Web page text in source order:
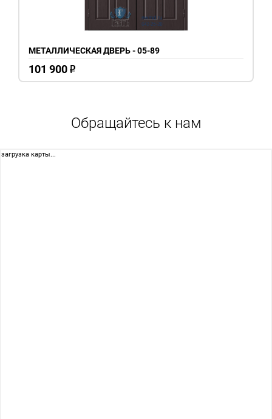
МЕТАЛЛИЧЕСКАЯ ДВЕРЬ - 05-89
101 900 o
Обращайтесь к нам
загрузка карты...